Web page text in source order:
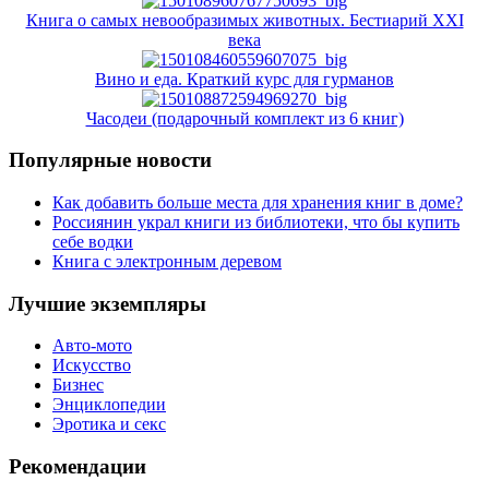
Книга о самых невообразимых животных. Бестиарий XXI
века
Вино и еда. Краткий курс для гурманов
Часодеи (подарочный комплект из 6 книг)
Популярные новости
Как добавить больше места для хранения книг в доме?
Россиянин украл книги из библиотеки, что бы купить
себе водки
Книга с электронным деревом
Лучшие экземпляры
Авто-мото
Искусство
Бизнес
Энциклопедии
Эротика и секс
Рекомендации